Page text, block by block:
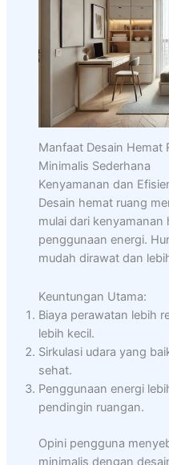
Manfaat Desain Hemat
Minimalis Sederhana
Kenyamanan dan
Desain hemat ruang
mulai dari kenyamanan
penggunaan energi.
mudah dirawat dan
Keuntungan Utama:
Biaya perawatan lebih
lebih kecil.
Sirkulasi udara yang
sehat.
Penggunaan energi
pendingin ruangan.
Opini pengguna
minimalis dengan